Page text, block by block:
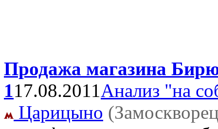
Продажа магазина
117.08.2011Анализ "на
Царицыно